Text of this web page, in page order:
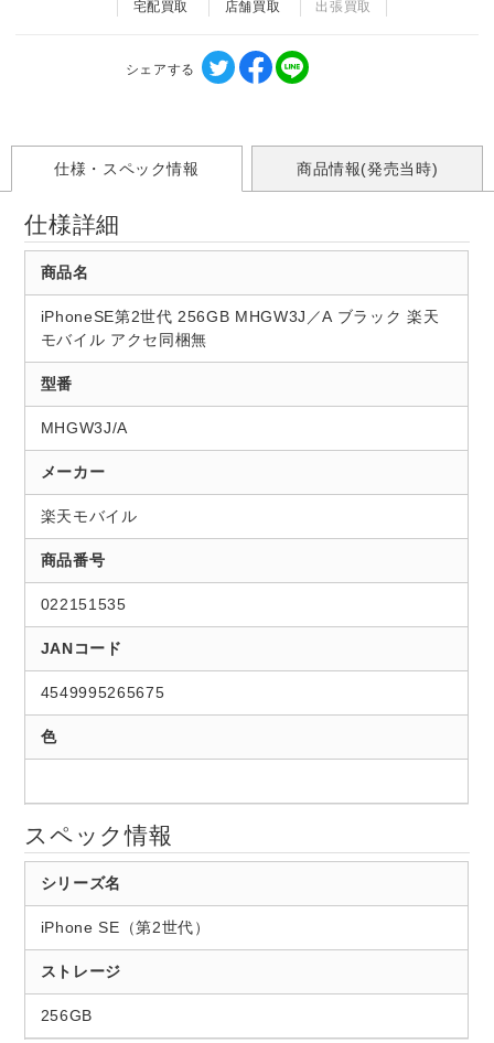
宅配買取 店舗買取 出張買取
シェアする
仕様・スペック情報 商品情報(発売当時)
仕様詳細
商品名
iPhoneSE第2世代 256GB MHGW3J／A ブラック 楽天
モバイル アクセ同梱無
型番
MHGW3J/A
メーカー
楽天モバイル
商品番号
022151535
JANコード
4549995265675
色
スペック情報
シリーズ名
iPhone SE（第2世代）
ストレージ
256GB